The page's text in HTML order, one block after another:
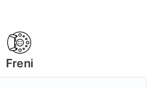
Freni